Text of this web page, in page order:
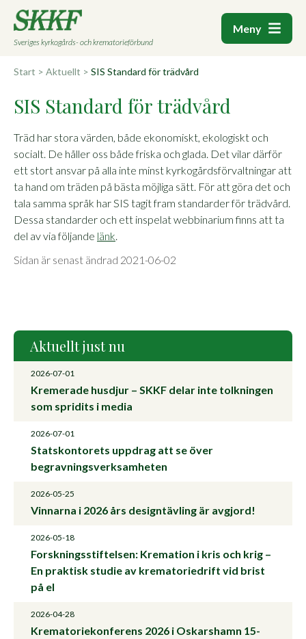
Sveriges kyrkogårds- och krematorieförbund
Meny
Start > Aktuellt > SIS Standard för trädvård
SIS Standard för trädvård
Träd har stora värden, både ekonomiskt, ekologiskt och
socialt. De håller oss både friska och glada. Det vilar därför
ett stort ansvar på alla inte minst kyrkogårdsförvaltningar att
ta hand om träden på bästa möjliga sätt. För att göra det och
tala samma språk har SIS tagit fram standarder för trädvård.
Dessa standarder och ett inspelat webbinarium finns att ta
del av via följande länk.
Sidan är senast ändrad 2021-06-02
Aktuellt just nu
2026-07-01
Kremerade husdjur – SKKF delar inte tolkningen
som spridits i media
2026-07-01
Statskontorets uppdrag att se över
begravningsverksamheten
2026-05-25
Vinnarna i 2026 års designtävling är avgjord!
2026-05-18
Forskningsstiftelsen: Kremation i kris och krig –
En praktisk studie av krematoriedrift vid brist
på el
2026-04-28
Krematoriekonferens 2026 i Oskarshamn 15-